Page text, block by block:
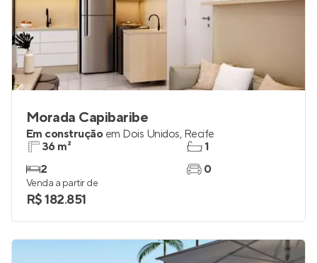
Morada Capibaribe
Em construção em Dois Unidos, Recife
36 m²
2
1
0
Venda a partir de
R$ 182.851